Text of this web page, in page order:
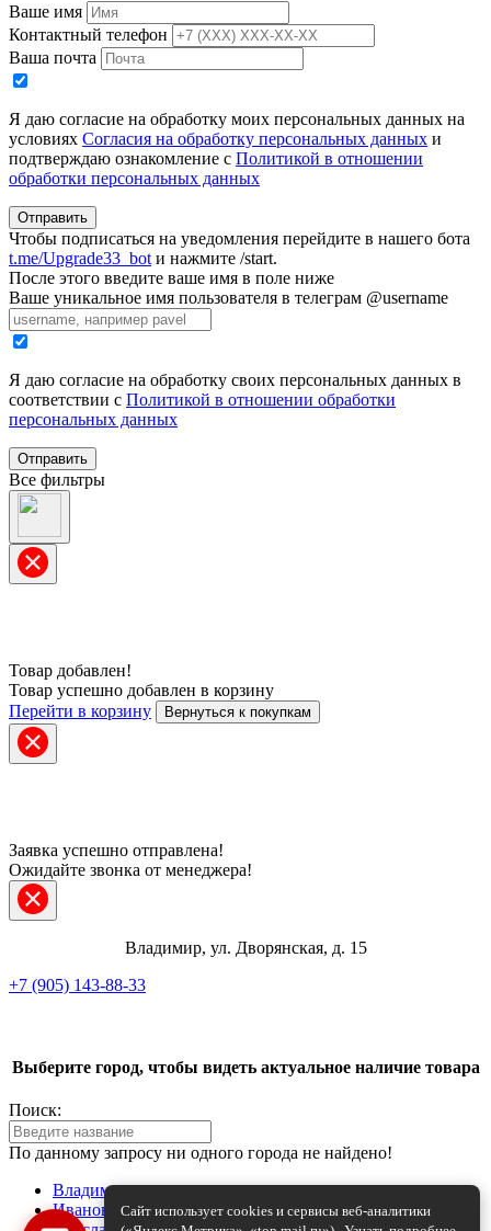
Сайт использует cookies и сервисы веб-аналитики
ВКонтакте
Max
+7 (905) 143-88-33
Ваше имя
Контактный телефон
Ваша почта
Я даю согласие на обработку моих персональных данных на
условиях Согласия на обработку персональных данных и
подтверждаю ознакомление с Политикой в отношении
обработки персональных данных
Отправить
Чтобы подписаться на уведомления перейдите в нашего бота
t.me/Upgrade33_bot и нажмите /start.
После этого введите ваше имя в поле ниже
Ваше уникальное имя пользователя в телеграм @username
Я даю согласие на обработку своих персональных данных в
соответствии с Политикой в отношении обработки
персональных данных
Отправить
Все фильтры
Товар добавлен!
Товар успешно добавлен в корзину
Перейти в корзину
Вернуться к покупкам
Заявка успешно отправлена!
Ожидайте звонка от менеджера!
Владимир, ул. Дворянская, д. 15
+7 (905) 143-88-33
Выберите город, чтобы видеть актуальное наличие товара
Поиск:
По данному запросу ни одного города не найдено!
Владимир
Иваново